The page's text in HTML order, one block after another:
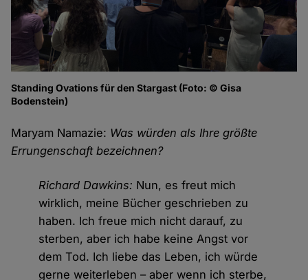
Standing Ovations für den Stargast (Foto: © Gisa
Bodenstein)
Maryam Namazie: Was würden als Ihre größte
Errungenschaft bezeichnen?
Richard Dawkins: Nun, es freut mich
wirklich, meine Bücher geschrieben zu
haben. Ich freue mich nicht darauf, zu
sterben, aber ich habe keine Angst vor
dem Tod. Ich liebe das Leben, ich würde
gerne weiterleben – aber wenn ich sterbe,